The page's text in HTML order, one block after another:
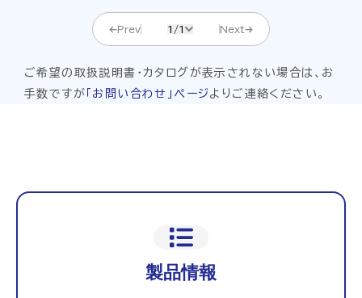
Prev 1 /1 Next
ご希望の取扱説明書・カタログが表示されない場合は、お
手数ですが 「お問い合わせ」ぺージ よりご連絡ください。
製品情報